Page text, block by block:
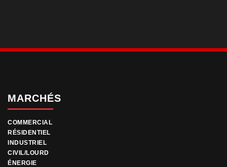
MARCHÉS
COMMERCIAL
RÉSIDENTIEL
INDUSTRIEL
CIVIL/LOURD
ÉNERGIE